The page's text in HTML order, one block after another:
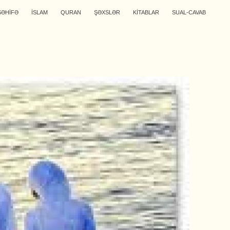
İSLAM QURAN ŞƏXSLƏR KİTABLAR SUAL-CAVAB